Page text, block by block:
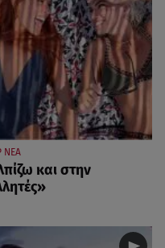
ΝΕΑ
και στην